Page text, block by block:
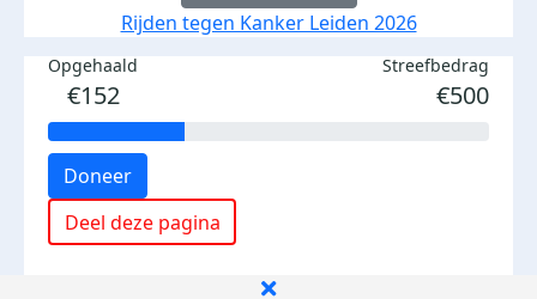
Rijden tegen Kanker Leiden 2026
Opgehaald
€152
Streefbedrag
€500
Doneer
Deel deze pagina